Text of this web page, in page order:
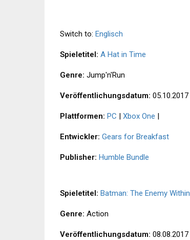
Switch to: Englisch
Spieletitel: A Hat in Time
Genre: Jump'n'Run
Veröffentlichungsdatum: 05.10.2017
Plattformen: PC | Xbox One |
Entwickler: Gears for Breakfast
Publisher: Humble Bundle
Spieletitel: Batman: The Enemy Within
Genre: Action
Veröffentlichungsdatum: 08.08.2017